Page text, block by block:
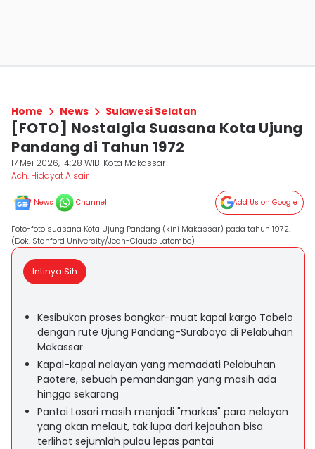
Home News Sulawesi Selatan
[FOTO] Nostalgia Suasana Kota Ujung
Pandang di Tahun 1972
17 Mei 2026, 14:28 WIB Kota Makassar
Ach. Hidayat Alsair
News Channel Add Us on Google
Foto-foto suasana Kota Ujung Pandang (kini Makassar) pada tahun 1972.
(Dok. Stanford University/Jean-Claude Latombe)
Intinya Sih
Kesibukan proses bongkar-muat kapal kargo Tobelo
dengan rute Ujung Pandang-Surabaya di Pelabuhan
Makassar
Kapal-kapal nelayan yang memadati Pelabuhan
Paotere, sebuah pemandangan yang masih ada
hingga sekarang
Pantai Losari masih menjadi "markas" para nelayan
yang akan melaut, tak lupa dari kejauhan bisa
terlihat sejumlah pulau lepas pantai